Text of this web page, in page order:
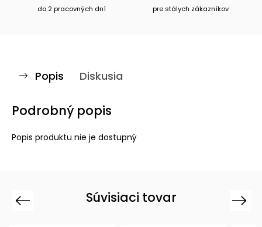
do 2 pracovných dní pre stálych zákazníkov
Popis Diskusia
Podrobný popis
Popis produktu nie je dostupný
Súvisiaci tovar
Previous Next